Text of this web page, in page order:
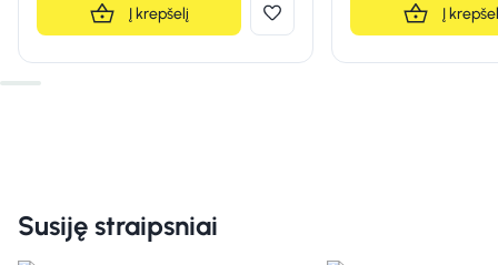
Į krepšelį Į
Susiję straipsniai